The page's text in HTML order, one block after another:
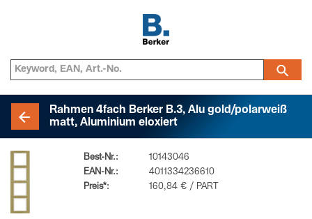
Rahmen 4fach Berker B.3, Alu gold/polarweiß
matt, Aluminium eloxiert
Best-Nr.:
10143046
EAN-Nr.:
4011334236610
Preis*:
160,84 € / PART